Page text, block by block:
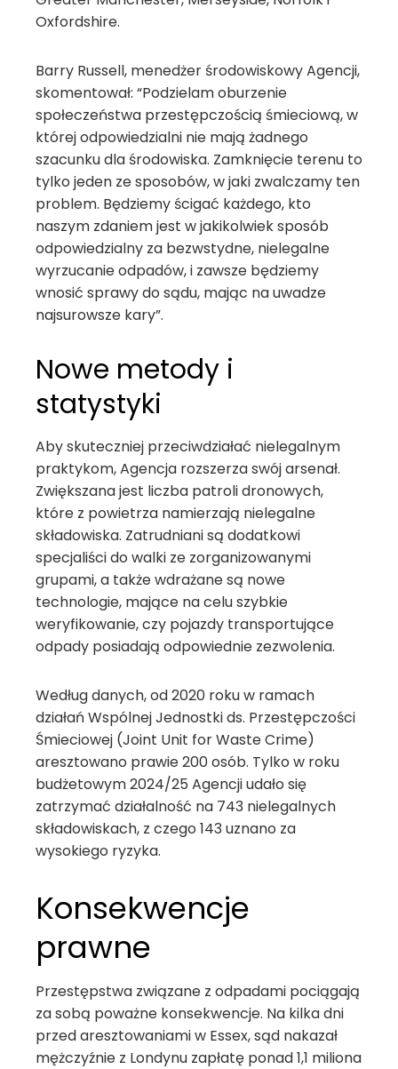
Oxfordshire.
Barry Russell, menedżer środowiskowy Agencji,
skomentował: “Podzielam oburzenie
społeczeństwa przestępczością śmieciową, w
której odpowiedzialni nie mają żadnego
szacunku dla środowiska. Zamknięcie terenu to
tylko jeden ze sposobów, w jaki zwalczamy ten
problem. Będziemy ścigać każdego, kto
naszym zdaniem jest w jakikolwiek sposób
odpowiedzialny za bezwstydne, nielegalne
wyrzucanie odpadów, i zawsze będziemy
wnosić sprawy do sądu, mając na uwadze
najsurowsze kary”.
Nowe metody i
statystyki
Aby skuteczniej przeciwdziałać nielegalnym
praktykom, Agencja rozszerza swój arsenał.
Zwiększana jest liczba patroli dronowych,
które z powietrza namierzają nielegalne
składowiska. Zatrudniani są dodatkowi
specjaliści do walki ze zorganizowanymi
grupami, a także wdrażane są nowe
technologie, mające na celu szybkie
weryfikowanie, czy pojazdy transportujące
odpady posiadają odpowiednie zezwolenia.
Według danych, od 2020 roku w ramach
działań Wspólnej Jednostki ds. Przestępczości
Śmieciowej (Joint Unit for Waste Crime)
aresztowano prawie 200 osób. Tylko w roku
budżetowym 2024/25 Agencji udało się
zatrzymać działalność na 743 nielegalnych
składowiskach, z czego 143 uznano za
wysokiego ryzyka.
Konsekwencje
prawne
Przestępstwa związane z odpadami pociągają
za sobą poważne konsekwencje. Na kilka dni
przed aresztowaniami w Essex, sąd nakazał
mężczyźnie z Londynu zapłatę ponad 1,1 miliona